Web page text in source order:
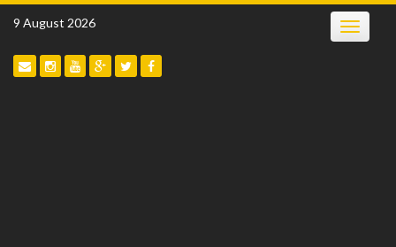
Skip
9 August 2026 Toggle